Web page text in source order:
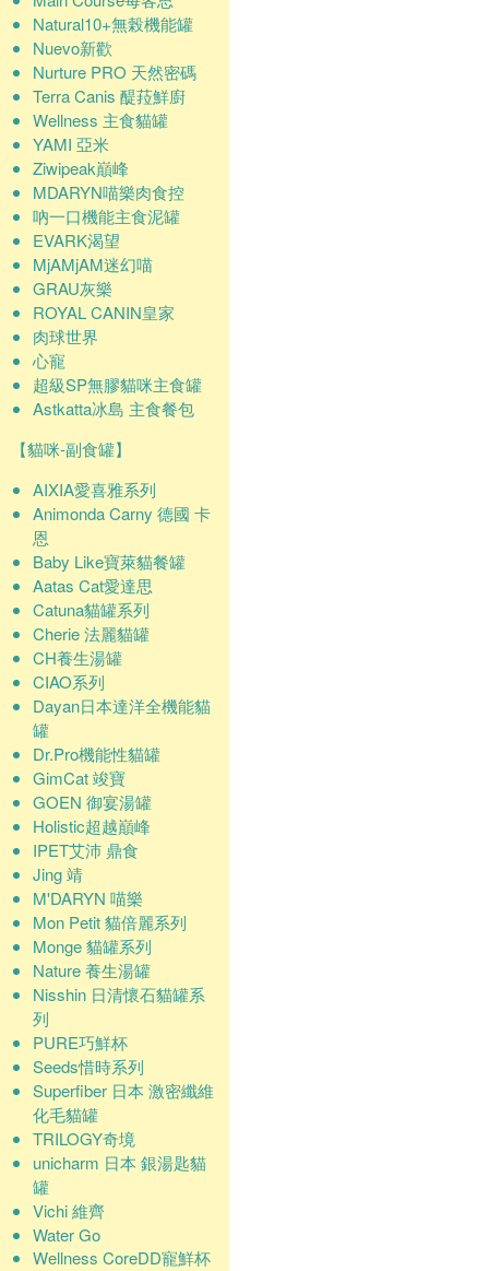
Natural10+無榖機能罐
Nuevo新歡
Nurture PRO 天然密碼
Terra Canis 醍菈鮮廚
Wellness 主食貓罐
YAMI 亞米
Ziwipeak巔峰
MDARYN喵樂肉食控
吶一口機能主食泥罐
EVARK渴望
MjAMjAM迷幻喵
GRAU灰樂
ROYAL CANIN皇家
肉球世界
心寵
超級SP無膠貓咪主食罐
Astkatta冰島 主食餐包
【貓咪-副食罐】
AIXIA愛喜雅系列
Animonda Carny 德國 卡
恩
Baby Like寶萊貓餐罐
Aatas Cat愛達思
Catuna貓罐系列
Cherie 法麗貓罐
CH養生湯罐
CIAO系列
Dayan日本達洋全機能貓
罐
Dr.Pro機能性貓罐
GimCat 竣寶
GOEN 御宴湯罐
Holistic超越巔峰
IPET艾沛 鼎食
Jing 靖
M'DARYN 喵樂
Mon Petit 貓倍麗系列
Monge 貓罐系列
Nature 養生湯罐
Nisshin 日清懷石貓罐系
列
PURE巧鮮杯
Seeds惜時系列
Superfiber 日本 激密纖維
化毛貓罐
TRILOGY奇境
unicharm 日本 銀湯匙貓
罐
Vichi 維齊
Water Go
Wellness CoreDD寵鮮杯